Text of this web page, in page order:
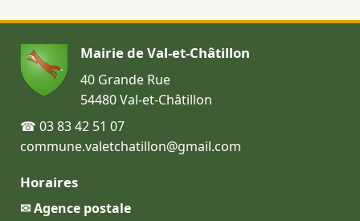
Mairie de Val-et-Châtillon
40 Grande Rue
54480 Val-et-Châtillon
☎ 03 83 42 51 07
commune.valetchatillon@gmail.com
Horaires
✉ Agence postale